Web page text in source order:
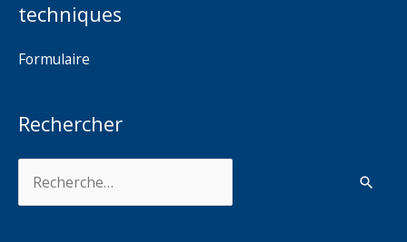
techniques
Formulaire
Rechercher